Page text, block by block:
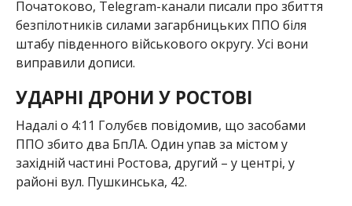
Початоково, Telegram-канали писали про збиття
безпілотників силами загарбницьких ППО біля
штабу південного військового округу. Усі вони
виправили дописи.
УДАРНІ ДРОНИ У РОСТОВІ
Надалі о 4:11 Голубєв повідомив, що засобами
ППО збито два БпЛА. Один упав за містом у
західній частині Ростова, другий – у центрі, у
районі вул. Пушкинська, 42.